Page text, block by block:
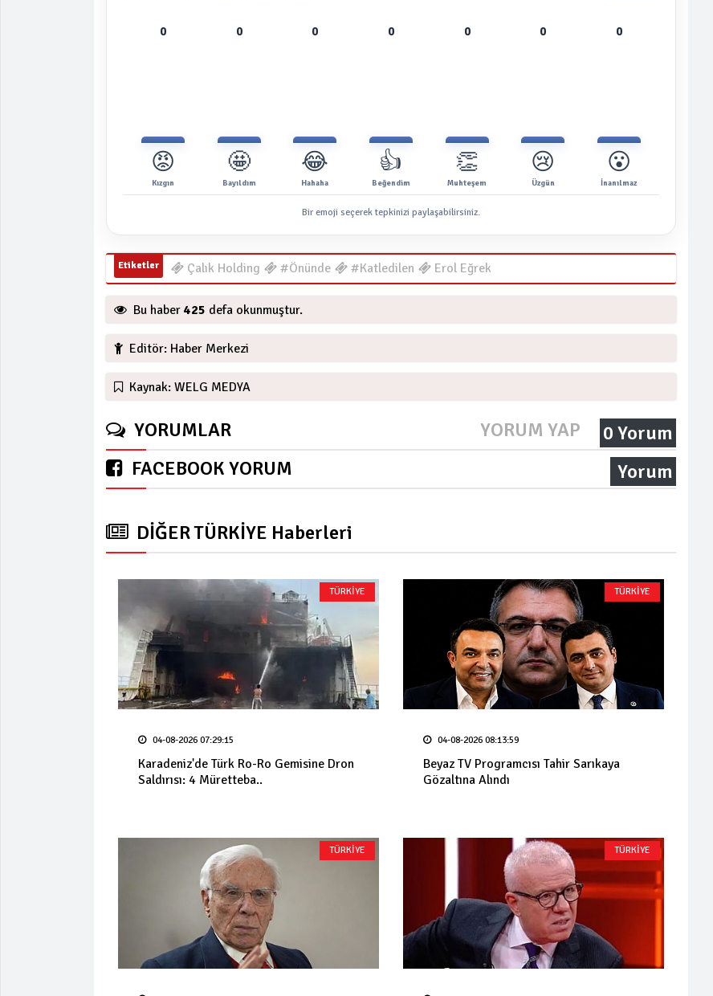
0
😡
Kızgın
0
🤩
Bayıldım
0
😂
Hahaha
0
👍
Beğendim
0
👏
Muhteşem
0
😢
Üzgün
0
😮
İnanılmaz
Bir emoji seçerek tepkinizi paylaşabilirsiniz.
Etiketler Çalık Holding #Önünde #Katledilen Erol Eğrek
Bu haber 425 defa okunmuştur.
Editör: Haber Merkezi
Kaynak: WELG MEDYA
YORUMLAR 0 Yorum
YORUM YAP
FACEBOOK YORUM
Yorum
DİĞER TÜRKİYE Haberleri
TÜRKİYE
04-08-2026 07:29:15
Karadeniz'de Türk Ro-Ro Gemisine Dron
Saldırısı: 4 Müretteba..
TÜRKİYE
04-08-2026 08:13:59
Beyaz TV Programcısı Tahir Sarıkaya
Gözaltına Alındı
TÜRKİYE TÜRKİYE